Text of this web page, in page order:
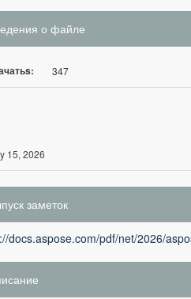
о файле
347
15, 2026
заметок
docs.aspose.com/pdf/net/2026/